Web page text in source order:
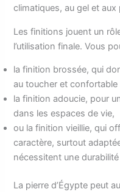
climatiques, au gel et
Les finitions jouent un
l’utilisation finale. Vous
la finition brossée, qui
au toucher et confortable
la finition adoucie, pour
dans les espaces de vie,
ou la finition vieillie, qui
caractère, surtout
nécessitent une
La pierre d’Égypte peut